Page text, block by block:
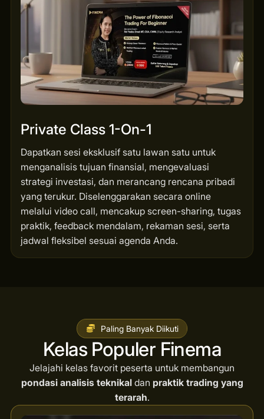
Private Class 1-On-1
Dapatkan sesi eksklusif satu lawan satu untuk
menganalisis tujuan finansial, mengevaluasi
strategi investasi, dan merancang rencana pribadi
yang terukur. Diselenggarakan secara online
melalui video call, mencakup screen-sharing, tugas
praktik, feedback mendalam, rekaman sesi, serta
jadwal fleksibel sesuai agenda Anda.
Paling Banyak Diikuti
Kelas Populer Finema
Jelajahi kelas favorit peserta untuk membangun
pondasi analisis teknikaldan praktik trading yang
terarah.